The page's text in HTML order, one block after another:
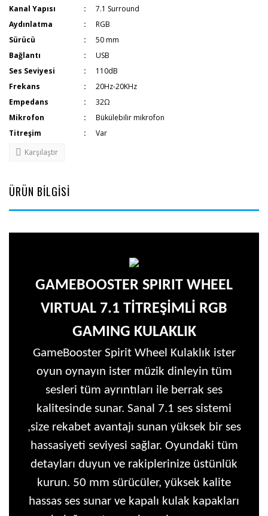
Kanal Yapısı
7.1 Surround
Aydınlatma
RGB
Sürücü
50 mm
Bağlantı
USB
Ses Seviyesi
110dB
Frekans
20Hz-20KHz
Empedans
32Ω
Mikrofon
Bükülebilir mikrofon
Titreşim
Var
Karşılaştır
ÜRÜN BİLGİSİ
GAMEBOOSTER SPIRIT WHEEL
VIRTUAL 7.1 TİTREŞİMLİ RGB
GAMING KULAKLIK
GameBooster Spirit Wheel Kulaklık ister
oyun oynayın ister müzik dinleyin tüm
sesleri tüm ayrıntıları ile berrak ses
kalitesinde sunar. Sanal 7.1 ses sistemi
,size rekabet avantajı sunan yüksek bir ses
hassasiyeti seviyesi sağlar. Oyundaki tüm
detayları duyun ve rakiplerinize üstünlük
kurun. 50 mm sürücüler, yüksek kalite
hassas ses sunar ve kapalı kulak kapakları